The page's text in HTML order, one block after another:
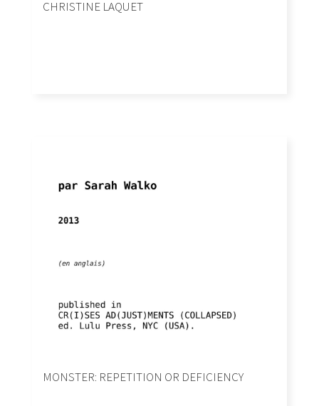
CHRISTINE LAQUET
MONSTER: REPETITION OR DEFICIENCY